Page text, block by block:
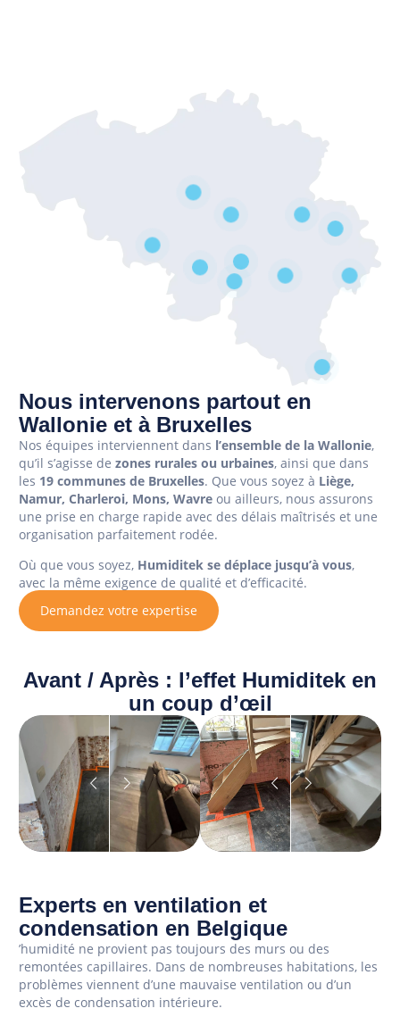
Nous intervenons partout en
Wallonie et à Bruxelles
Nos équipes interviennent dans l’ensemble de la Wallonie,
qu’il s’agisse de zones rurales ou urbaines, ainsi que dans
les 19 communes de Bruxelles. Que vous soyez à Liège,
Namur, Charleroi, Mons, Wavre ou ailleurs, nous assurons
une prise en charge rapide avec des délais maîtrisés et une
organisation parfaitement rodée.
Où que vous soyez, Humiditek se déplace jusqu’à vous,
avec la même exigence de qualité et d’efficacité.
Demandez votre expertise
Avant / Après : l’effet Humiditek en
un coup d’œil
Experts en ventilation et
condensation en Belgique
’humidité ne provient pas toujours des murs ou des
remontées capillaires. Dans de nombreuses habitations, les
problèmes viennent d’une mauvaise ventilation ou d’un
excès de condensation intérieure.